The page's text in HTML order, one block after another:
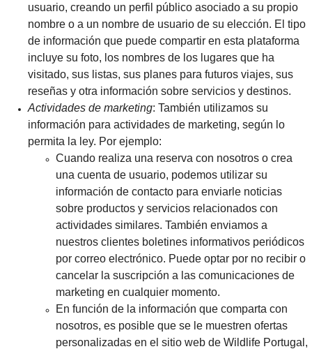
usuario, creando un perfil público asociado a su propio
nombre o a un nombre de usuario de su elección. El tipo
de información que puede compartir en esta plataforma
incluye su foto, los nombres de los lugares que ha
visitado, sus listas, sus planes para futuros viajes, sus
reseñas y otra información sobre servicios y destinos.
Actividades de marketing: También utilizamos su
información para actividades de marketing, según lo
permita la ley. Por ejemplo:
Cuando realiza una reserva con nosotros o crea
una cuenta de usuario, podemos utilizar su
información de contacto para enviarle noticias
sobre productos y servicios relacionados con
actividades similares. También enviamos a
nuestros clientes boletines informativos periódicos
por correo electrónico. Puede optar por no recibir o
cancelar la suscripción a las comunicaciones de
marketing en cualquier momento.
En función de la información que comparta con
nosotros, es posible que se le muestren ofertas
personalizadas en el sitio web de Wildlife Portugal,